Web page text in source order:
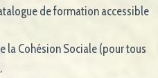
de formation accessible
la Cohésion Sociale (pour tous